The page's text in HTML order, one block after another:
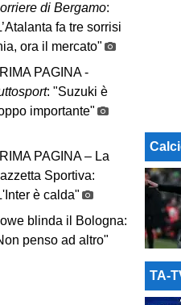
di Bergamo:
fa tre sorrisi
ora il mercato"
PAGINA -
: "Suzuki è
importante"
PAGINA – La
Sportiva:
è calda"
blinda il Bologna:
penso ad altro"
TA-